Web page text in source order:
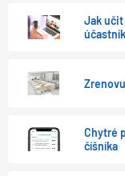
Jak
Chytré
číšníka